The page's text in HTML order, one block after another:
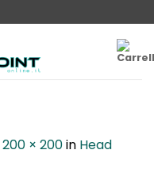
200 × 200in Head